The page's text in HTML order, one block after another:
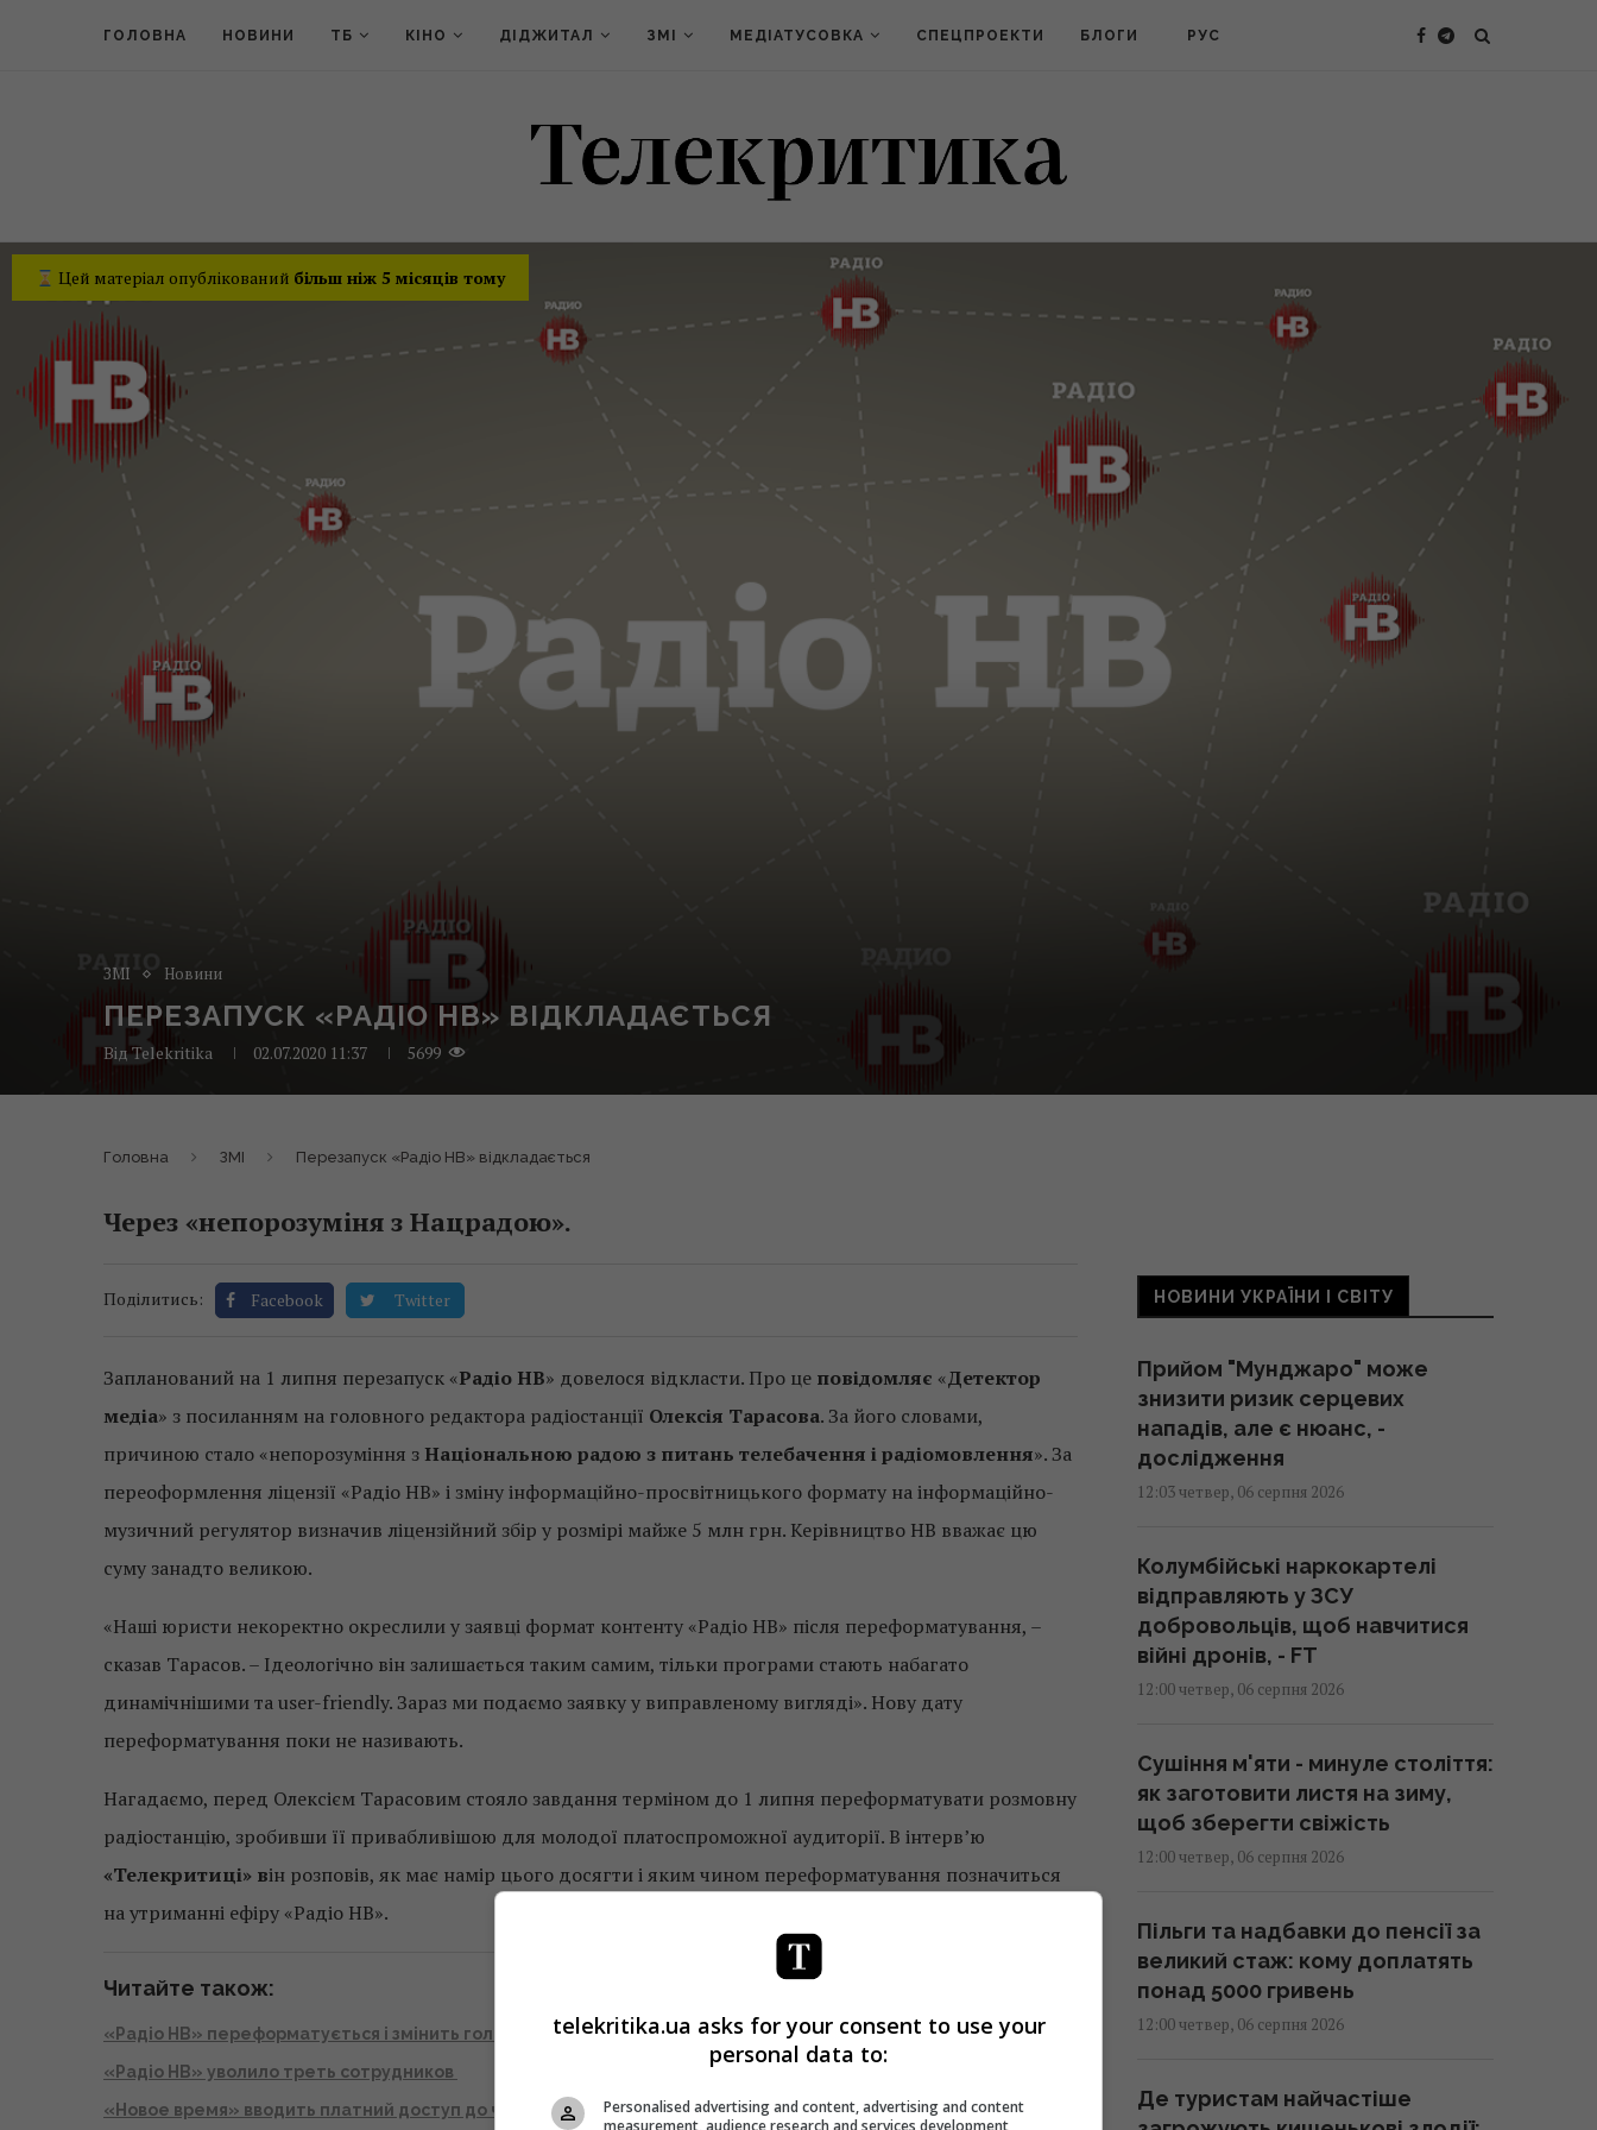
ГОЛОВНА НОВИНИ ТБ КІНО ДІДЖИТАЛ ЗМІ МЕДІАТУСОВКА СПЕЦПРОЕКТИ БЛОГИ РУС
Цей матеріал опублікований більш ніж 5 місяців тому
ЗМІ Новини
ПЕРЕЗАПУСК «РАДІО НВ» ВІДКЛАДАЄТЬСЯ
ВідTelekritika 02.07.2020 11:37 5699
Головна ЗМІ Перезапуск «Радіо НВ» відкладається
Через «непорозуміня з Нацрадою».
Поділитись: Facebook Twitter
Запланований на 1 липня перезапуск «Радіо НВ» довелося відкласти. Про це повідомляє «Детектор
медіа» з посиланням на головного редактора радіостанції Олексія Тарасова. За його словами,
причиною стало «непорозуміння з Національною радою з питань телебачення і радіомовлення». За
переоформлення ліцензії «Радіо НВ» і зміну інформаційно-просвітницького формату на інформаційно-
музичний регулятор визначив ліцензійний збір у розмірі майже 5 млн грн. Керівництво НВ вважає цю
суму занадто великою.
«Наші юристи некоректно окреслили у заявці формат контенту «Радіо НВ» після переформатування, –
сказав Тарасов. – Ідеологічно він залишається таким самим, тільки програми стають набагато
динамічнішими та user-friendly. Зараз ми подаємо заявку у виправленому вигляді». Нову дату
переформатування поки не називають.
Нагадаємо, перед Олексієм Тарасовим стояло завдання терміном до 1 липня переформатувати розмовну
радіостанцію, зробивши її привабливішою для молодої платоспроможної аудиторії. В інтерв’ю
«Телекритиці» він розповів, як має намір цього досягти і яким чином переформатування позначиться
на утриманні ефіру «Радіо НВ».
Читайте також:
«Радіо НВ» переформатується і змінить головного редактора
«Радіо НВ» уволило треть сотрудников
«Новое время» вводить платний доступ до частини матеріалів
НОВИНИ УКРАЇНИ І СВІТУ
Прийом "Мунджаро" може
знизити ризик серцевих
нападів, але є нюанс, -
дослідження
12:03 четвер, 06 серпня 2026
Колумбійські наркокартелі
відправляють у ЗСУ
добровольців, щоб навчитися
війні дронів, - FT
12:00 четвер, 06 серпня 2026
Сушіння м'яти - минуле століття:
як заготовити листя на зиму,
щоб зберегти свіжість
12:00 четвер, 06 серпня 2026
Пільги та надбавки до пенсії за
великий стаж: кому доплатять
понад 5000 гривень
12:00 четвер, 06 серпня 2026
Де туристам найчастіше
telekritika.ua asks for your consent to use your
personal data to:
Personalised advertising and content, advertising and content
measurement, audience research and services development